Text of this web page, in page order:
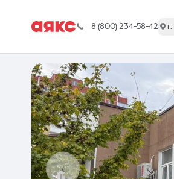
8 (800) 234-58-42
г. Краснодар